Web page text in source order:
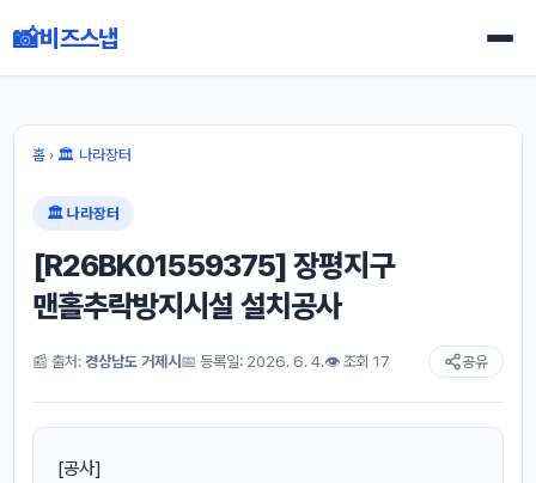
📸비즈스냅
홈› 🏛 나라장터
🏛 나라장터
[R26BK01559375] 장평지구
맨홀추락방지시설 설치공사
📰 출처: 경상남도 거제시📅 등록일: 2026. 6. 4.👁 조회 17 공유
[공사]